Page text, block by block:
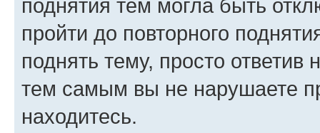
поднятия тем могла быть
пройти до повторного
поднять тему, просто ответив
тем самым вы не нарушаете
находитесь.